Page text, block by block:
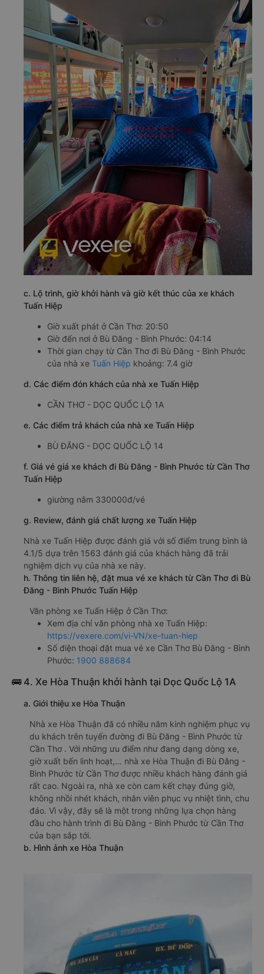
c. Lộ trình, giờ khởi hành và giờ kết thúc của xe khách
Tuấn Hiệp
Giờ xuất phát ở Cần Thơ: 20:50
Giờ đến nơi ở Bù Đăng - Bình Phước: 04:14
Thời gian chạy từ Cần Thơ đi Bù Đăng - Bình Phước
của nhà xe Tuấn Hiệp khoảng: 7.4 giờ
d. Các điểm đón khách của nhà xe Tuấn Hiệp
CẦN THƠ - DỌC QUỐC LỘ 1A
e. Các điểm trả khách của nhà xe Tuấn Hiệp
BÙ ĐĂNG - DỌC QUỐC LỘ 14
f. Giá vé giá xe khách đi Bù Đăng - Bình Phước từ Cần Thơ
Tuấn Hiệp
giường nằm 330000đ/vé
g. Review, đánh giá chất lượng xe Tuấn Hiệp
Nhà xe Tuấn Hiệp được đánh giá với số điểm trung bình là
4.1/5 dựa trên 1563 đánh giá của khách hàng đã trải
nghiệm dịch vụ của nhà xe này.
h. Thông tin liên hệ, đặt mua vé xe khách từ Cần Thơ đi Bù
Đăng - Bình Phước Tuấn Hiệp
Văn phòng xe Tuấn Hiệp ở Cần Thơ:
Xem địa chỉ văn phòng nhà xe Tuấn Hiệp:
https://vexere.com/vi-VN/xe-tuan-hiep
Số điện thoại đặt mua vé xe Cần Thơ Bù Đăng - Bình
Phước: 1900 888684
🚌 4. Xe Hòa Thuận khởi hành tại Dọc Quốc Lộ 1A
a. Giới thiệu xe Hòa Thuận
Nhà xe Hòa Thuận đã có nhiều năm kinh nghiệm phục vụ
du khách trên tuyến đường đi Bù Đăng - Bình Phước từ
Cần Thơ . Với những ưu điểm như đang dạng dòng xe,
giờ xuất bến linh hoạt,… nhà xe Hòa Thuận đi Bù Đăng -
Bình Phước từ Cần Thơ được nhiều khách hàng đánh giá
rất cao. Ngoài ra, nhà xe còn cam kết chạy đúng giờ,
không nhồi nhét khách, nhân viên phục vụ nhiệt tình, chu
đáo. Vì vậy, đây sẽ là một trong những lựa chọn hàng
đầu cho hành trình đi Bù Đăng - Bình Phước từ Cần Thơ
của bạn sắp tới.
b. Hình ảnh xe Hòa Thuận